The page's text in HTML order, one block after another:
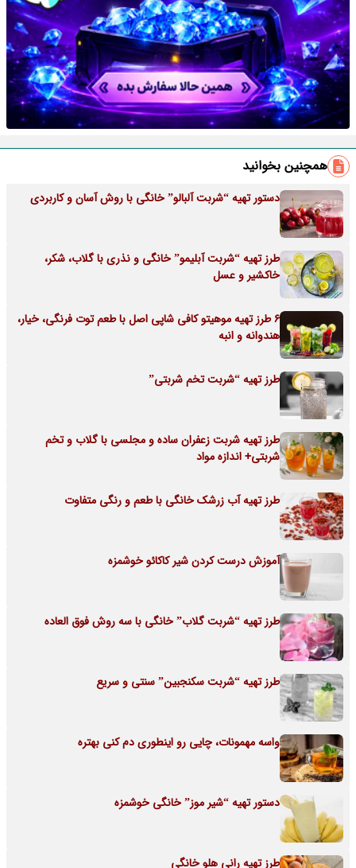
همچنین بخوانید
دستور تهیه “شربت آلبالو” خانگی با روش آسان و کاربردی
طرز تهیه “شربت آبلیمو” خانگی و نذری با گلاب، شکر،
خاکشیر و عسل
6 طرز تهیه موهیتو کافی شاپی اصل با طعم توت فرنگی، خیار،
هندوانه و انبه
طرز تهیه “شربت تخم شربتی”
طرز تهیه شربت زعفران ساده و مجلسی با گلاب و تخم
شربتی+ اندازه مواد
طرز تهیه آب زرشک خانگی با طعم و رنگی متفاوت
آموزش درست کردن شیر کاکائو خوشمزه
طرز تهیه “شربت گلاب” خانگی با سه روش فوق العاده
طرز تهیه “شربت سکنجبین” سنتی و سریع
واسه مهمونات، چایی رو اینطوری دم کنی بهتره
دستور تهیه “شیر موز” خانگی خوشمزه
طرز تهیه رانی هلو خانگی